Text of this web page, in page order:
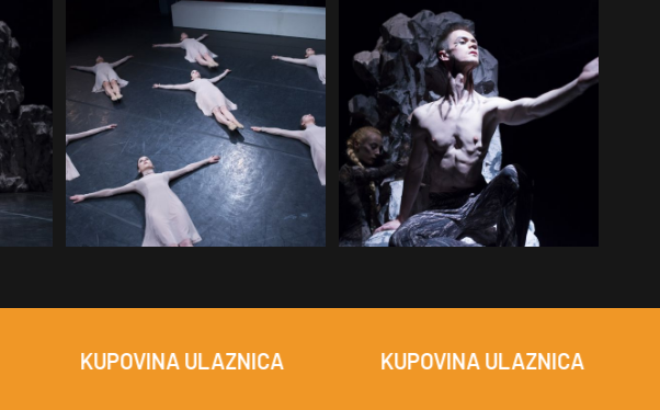
KUPOVINA ULAZNICA KUPOVINA ULAZNICA